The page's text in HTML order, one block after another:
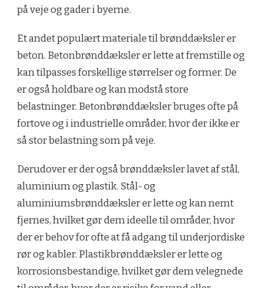
på veje og gader i byerne.
Et andet populært materiale til brønddæksler er
beton. Betonbrønddæksler er lette at fremstille og
kan tilpasses forskellige størrelser og former. De
er også holdbare og kan modstå store
belastninger. Betonbrønddæksler bruges ofte på
fortove og i industrielle områder, hvor der ikke er
så stor belastning som på veje.
Derudover er der også brønddæksler lavet af stål,
aluminium og plastik. Stål- og
aluminiumsbrønddæksler er lette og kan nemt
fjernes, hvilket gør dem ideelle til områder, hvor
der er behov for ofte at få adgang til underjordiske
rør og kabler. Plastikbrønddæksler er lette og
korrosionsbestandige, hvilket gør dem velegnede